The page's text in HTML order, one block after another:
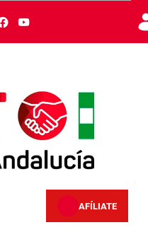
AFÍLIATE